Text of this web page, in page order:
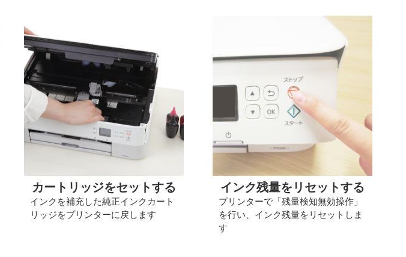
カートリッジをセットする
インクを補充した純正インクカート
リッジをプリンターに戻します
インク残量をリセットする
プリンターで「残量検知無効操作」
を行い、インク残量をリセットしま
す